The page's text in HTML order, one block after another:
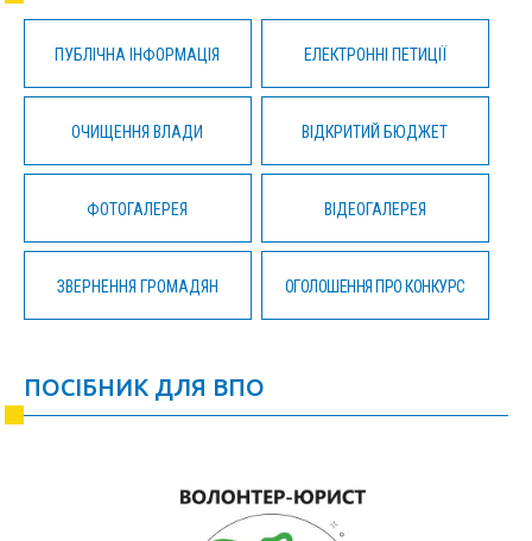
ПУБЛІЧНА ІНФОРМАЦІЯ ЕЛЕКТРОННІ ПЕТИЦІЇ
ОЧИЩЕННЯ ВЛАДИ ВІДКРИТИЙ БЮДЖЕТ
ФОТОГАЛЕРЕЯ ВІДЕОГАЛЕРЕЯ
ЗВЕРНЕННЯ ГРОМАДЯН ОГОЛОШЕННЯ ПРО КОНКУРС
ПОСІБНИК ДЛЯ ВПО